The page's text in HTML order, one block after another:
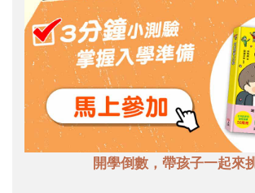
開學倒數，帶孩子一起來